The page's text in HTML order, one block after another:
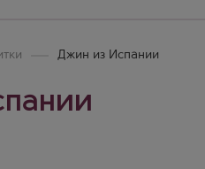
Джин из Испании